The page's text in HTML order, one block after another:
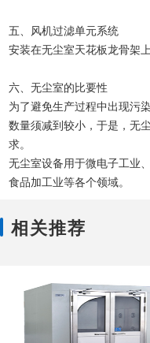
五、风机过滤单元系统
安装在无尘室天花板龙骨架
六、无尘室的比要性
为了避免生产过程中出现污
数量须减到较小，于是，无
求。
无尘室设备用于微电子工业
食品加工业等各个领域。
相关推荐